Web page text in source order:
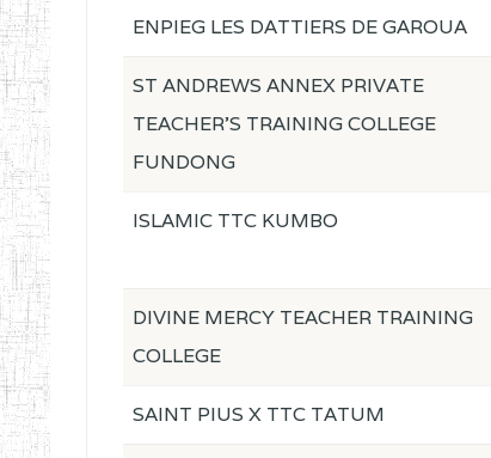
ENPIEG LES DATTIERS DE GAROUA
ST ANDREWS ANNEX PRIVATE
TEACHER'S TRAINING COLLEGE
FUNDONG
ISLAMIC TTC KUMBO
DIVINE MERCY TEACHER TRAINING
COLLEGE
SAINT PIUS X TTC TATUM